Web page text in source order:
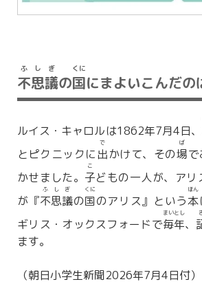
不
ふ
思
し
議
ぎ
の国
くに
にまよいこんだ
ルイス・キャロルは1862年7月4日、
とピクニックに出
で
かけて、その場
ば
で
かせました。 子
こ
どもの一人が、ア
が『不
ふ
思
し
議
ぎ
の国
くに
のアリス』という本
ほん
ギリス・オックスフォードで毎
まい
年
とし
、
ます。
（朝日小学生新聞2026年7月4日付）